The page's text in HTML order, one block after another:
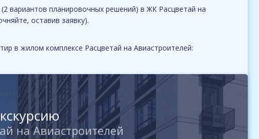
вариантов планировочных решений) в ЖК Расцветай на
оставив заявку).
в жилом комплексе Расцветай на Авиастроителей:
на Авиастроителей